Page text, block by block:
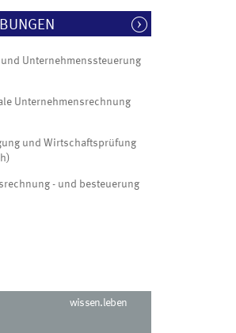
Unternehmenssteuerung
Unternehmensrechnung
und Wirtschaftsprüfung
- und besteuerung
wissen.leben